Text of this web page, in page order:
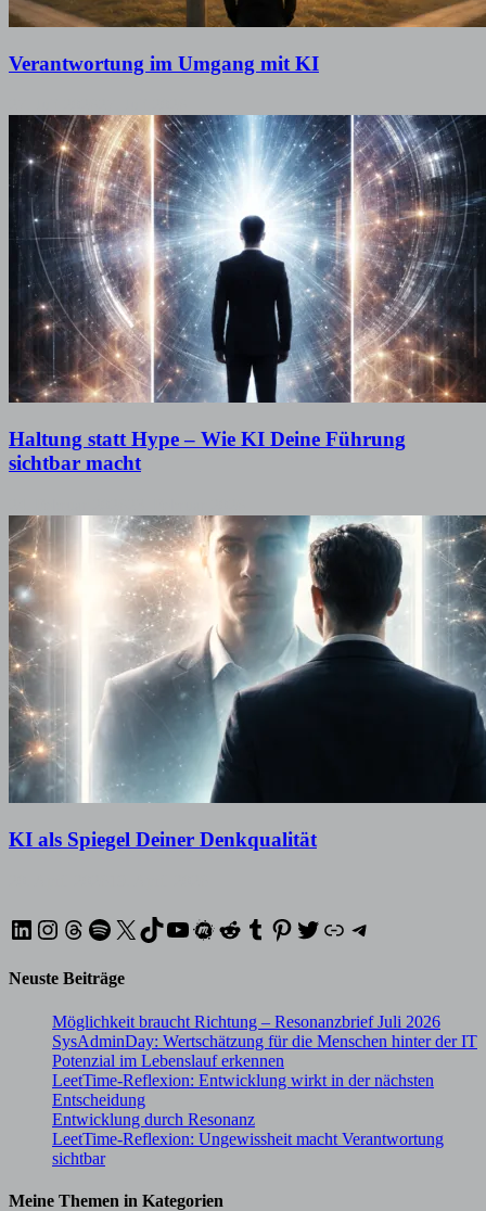
Verantwortung im Umgang mit KI
Haltung statt Hype – Wie KI Deine Führung
sichtbar macht
KI als Spiegel Deiner Denkqualität
LinkedIn
Instagram
Threads
Spotify
X TikTok
YouTube
Meetup
Reddit
Tumblr
Pinterest
Twitter
XINGTelegram
Neuste Beiträge
Möglichkeit braucht Richtung – Resonanzbrief Juli 2026
SysAdminDay: Wertschätzung für die Menschen hinter der IT
Potenzial im Lebenslauf erkennen
LeetTime-Reflexion: Entwicklung wirkt in der nächsten
Entscheidung
Entwicklung durch Resonanz
LeetTime-Reflexion: Ungewissheit macht Verantwortung
sichtbar
Meine Themen in Kategorien